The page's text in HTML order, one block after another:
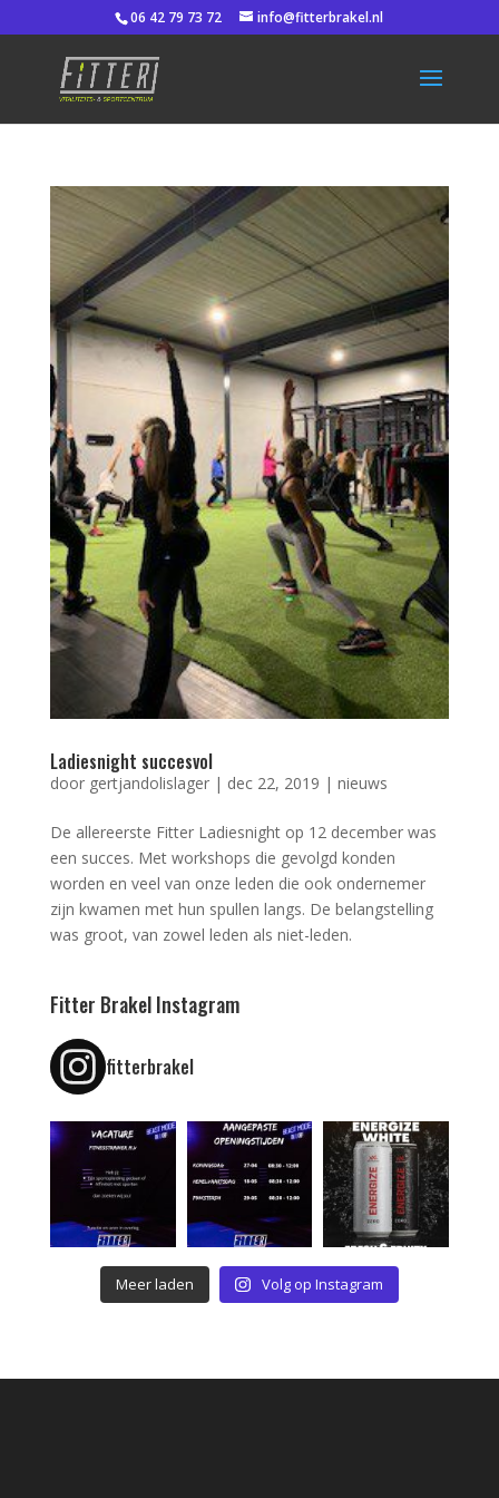
06 42 79 73 72 info@fitterbrakel.nl
Ladiesnight succesvol
door gertjandolislager| dec 22, 2019 | nieuws
De allereerste Fitter Ladiesnight op 12 december was
een succes. Met workshops die gevolgd konden
worden en veel van onze leden die ook ondernemer
zijn kwamen met hun spullen langs. De belangstelling
was groot, van zowel leden als niet-leden.
Fitter Brakel Instagram
fitterbrakel
Meer laden Volg op Instagram